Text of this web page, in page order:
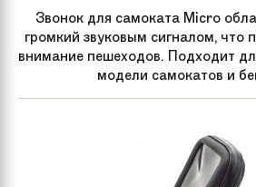
Звонок для самоката Micro
громкий звуковым сигналом, что
внимание пешеходов. Подходит
модели самокатов и